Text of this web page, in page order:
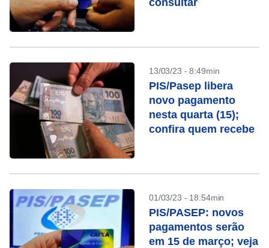
consultar
13/03/23 - 8:49min
PIS/Pasep libera
novo pagamento
nesta quarta (15);
confira quem recebe
01/03/23 - 18:54min
PIS/PASEP: novos
pagamentos serão
em 15 de março; veja